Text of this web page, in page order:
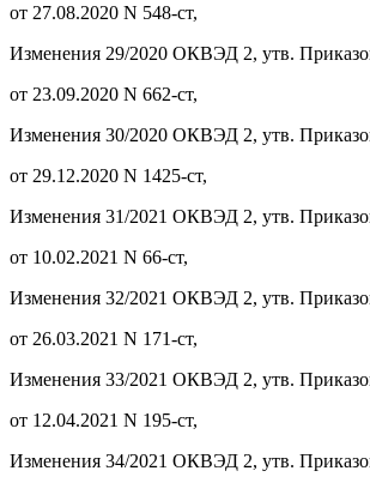
от 27.08.2020 N 548-ст,
Изменения 29/2020 ОКВЭД 2, утв.
от 23.09.2020 N 662-ст,
Изменения 30/2020 ОКВЭД 2, утв.
от 29.12.2020 N 1425-ст,
Изменения 31/2021 ОКВЭД 2, утв.
от 10.02.2021 N 66-ст,
Изменения 32/2021 ОКВЭД 2, утв.
от 26.03.2021 N 171-ст,
Изменения 33/2021 ОКВЭД 2, утв.
от 12.04.2021 N 195-ст,
Изменения 34/2021 ОКВЭД 2, утв.